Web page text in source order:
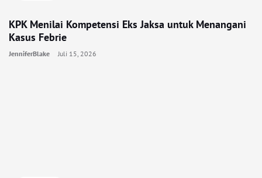
KPK Menilai Kompetensi Eks Jaksa untuk Menangani
Kasus Febrie
JenniferBlake Juli 15, 2026